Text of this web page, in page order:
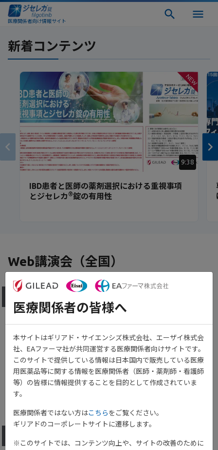
医療関係者向け情報サイト
新着コンテンツ
NEW
9:38
IBD患者と医師の薬剤選択における重視事項
とジセレカ ®錠の有用性
Web講演会（全国）
変わり続けるUC治療戦略 ーFilgotinibの使い
どころー
演者：小林 拓 先生 座長：松浦 稔 先生
医療関係者の皆様へ
本サイトはギリアド・サイエンシズ株式会社、エーザイ株式会
社、EAファーマ社が共同運営する医療関係者向けサイトです。
このサイトで提供している情報は日本国内で販売している医療
用医薬品等に関する情報を医療関係者（医師・薬剤師・看護師
等）の皆様に情報提供することを目的として作成されていま
す。
医療関係者ではない方はこちらをご覧ください。
ギリアドのコーポレートサイトに遷移します。
※このサイトでは、コンテンツ向上や、サイトの改善のために